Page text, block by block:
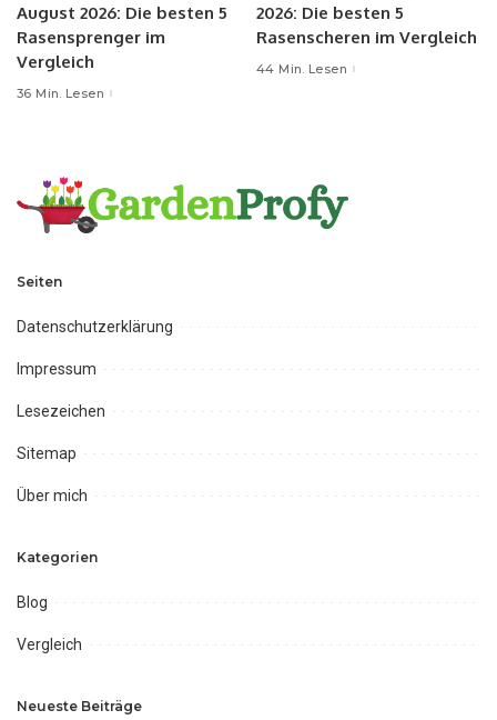
August 2026: Die besten 5
Rasensprenger im
Vergleich
36 Min. Lesen
2026: Die besten 5
Rasenscheren im Vergleich
44 Min. Lesen
Seiten
Datenschutzerklärung
Impressum
Lesezeichen
Sitemap
Über mich
Kategorien
Blog
Vergleich
Neueste Beiträge